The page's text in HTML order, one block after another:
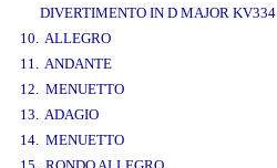
DIVERTIMENTO IN D MAJOR KV334
10. ALLEGRO
11. ANDANTE
12. MENUETTO
13. ADAGIO
14. MENUETTO